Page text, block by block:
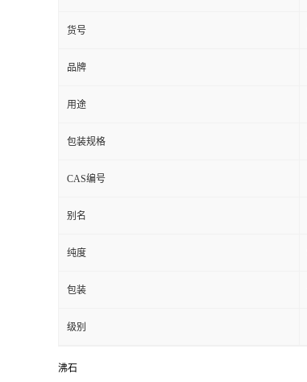
货号
品牌
用途
包装规格
CAS编号
别名
纯度
包装
级别
沸石